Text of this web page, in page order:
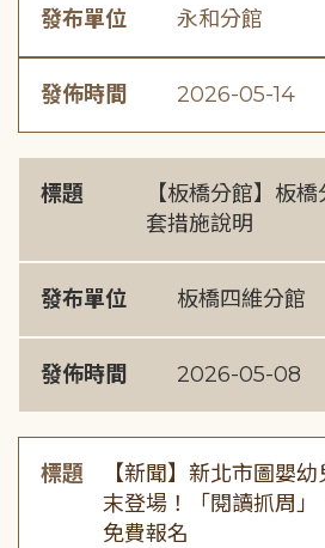
發布單位 永和分館
發佈時間 2026-05-14
標題
【板橋分館】板
套措施說明
發布單位 板橋四維分館
發佈時間 2026-05-08
標題
【新聞】新北市圖嬰
末登場！「閱讀抓周」
免費報名